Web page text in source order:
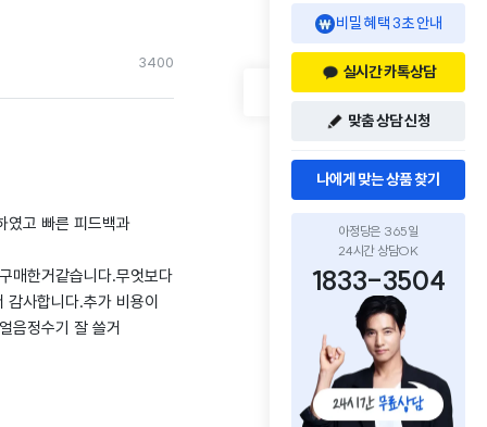
3400
였고 빠른 피드백과
매한거같습니다.무엇보다
사합니다.추가 비용이
음정수기 잘 쓸거
비밀 혜택 3초 안내
실시간 카톡상담
맞춤 상담 신청
나에게 맞는 상품 찾기
아정당은 365일
24시간 상담OK
1833-3504